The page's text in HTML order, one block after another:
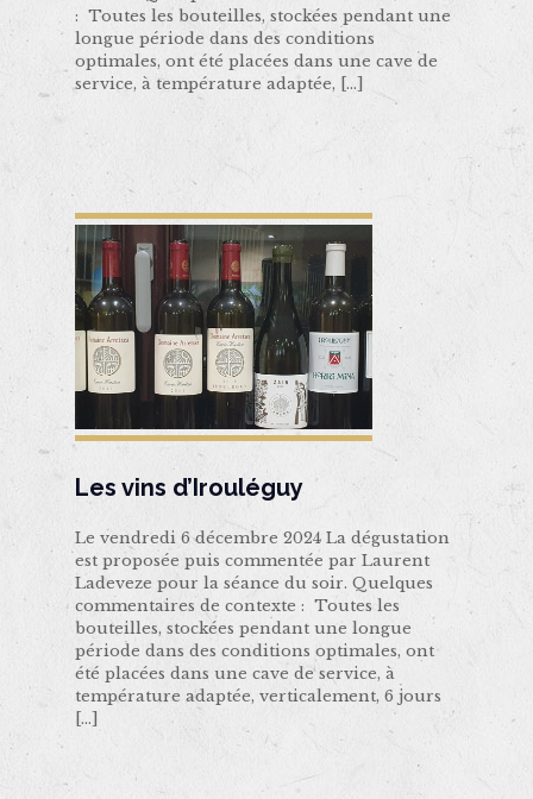
: Toutes les bouteilles, stockées pendant une
longue période dans des conditions
optimales, ont été placées dans une cave de
service, à température adaptée, […]
Les vins d’Irouléguy
Le vendredi 6 décembre 2024 La dégustation
est proposée puis commentée par Laurent
Ladeveze pour la séance du soir. Quelques
commentaires de contexte : Toutes les
bouteilles, stockées pendant une longue
période dans des conditions optimales, ont
été placées dans une cave de service, à
température adaptée, verticalement, 6 jours
[…]